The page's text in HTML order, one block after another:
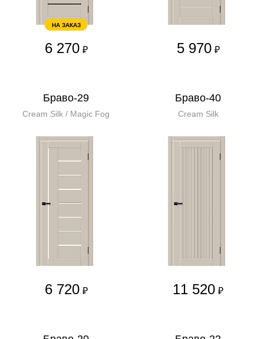
НА ЗАКАЗ
6 270 ₽ 5 970 ₽
Браво-29
Cream Silk / Magic Fog
6 720 ₽
Браво-40
Cream Silk
11 520 ₽